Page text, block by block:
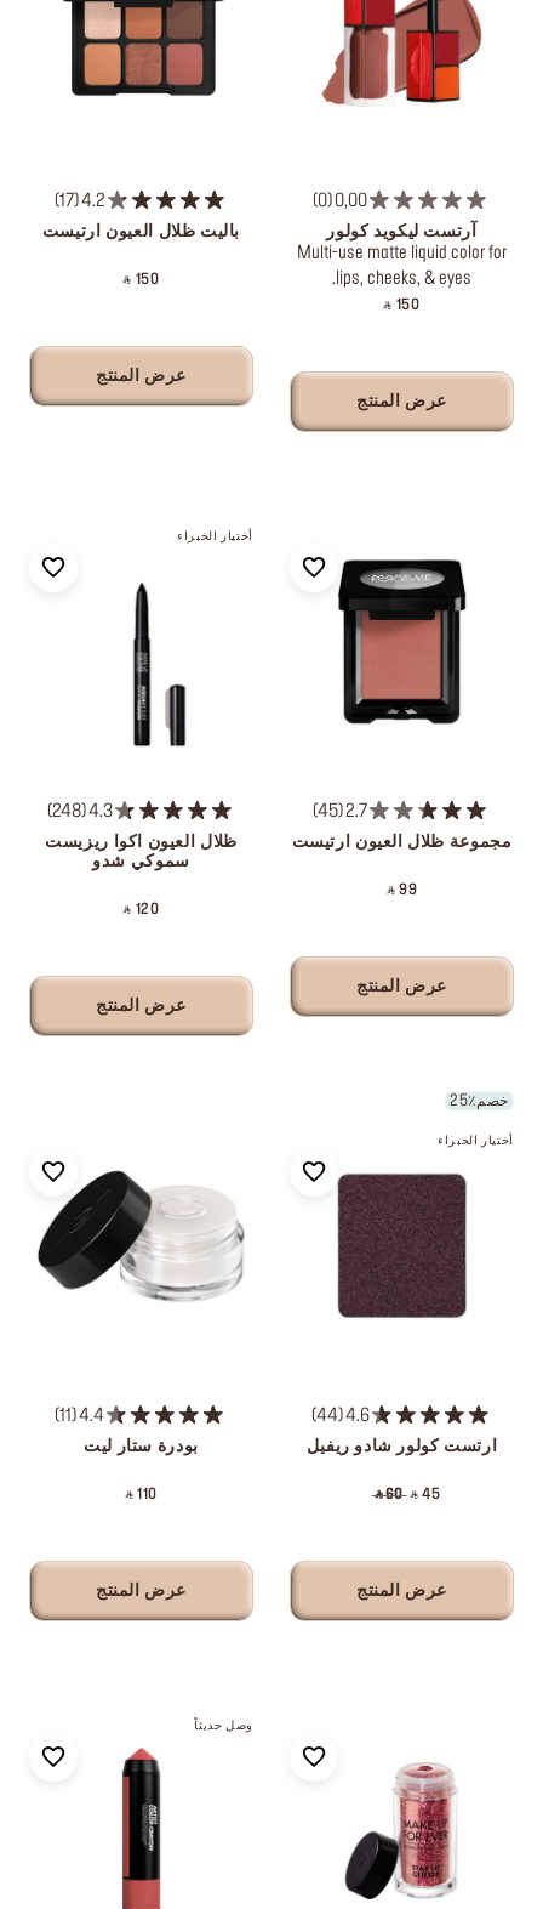
0,00
0
آرتست ليكويد كولور
Multi-use matte liquid color for
lips, cheeks, & eyes.
‎ ⃁ 150 ‎
عرض المنتج
4.2
17
باليت ظلال العيون ارتيست
‎ ⃁ 150 ‎
عرض المنتج
2.7
45
مجموعة ظلال العيون ارتيست
‎ ⃁ 99 ‎
عرض المنتج
أختيار الخبراء
4.3
248
ظلال العيون اكوا ريزيست
سموكي شدو
‎ ⃁ 120 ‎
عرض المنتج
خصم٪25
أختيار الخبراء
4.6
44
ارتست كولور شادو ريفيل
‎ ⃁ 60 ‎‎ ⃁ 45 ‎
عرض المنتج
4.4
11
بودرة ستار ليت
‎ ⃁ 110 ‎
عرض المنتج
وصل حديثاً